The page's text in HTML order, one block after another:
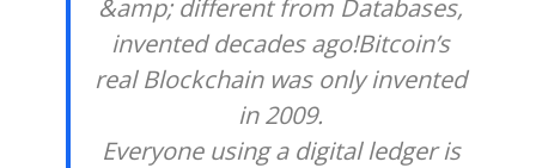
&amp; different from Databases,
invented decades ago!Bitcoin’s
real Blockchain was only invented
in 2009.
Everyone using a digital ledger is